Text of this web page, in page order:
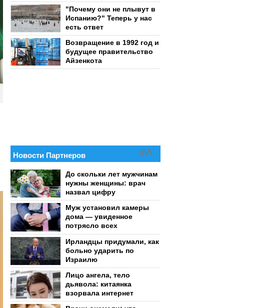
"Почему они не плывут в
Испанию?" Теперь у нас
есть ответ
Возвращение в 1992 год и
будущее правительство
Айзенкота